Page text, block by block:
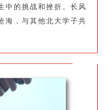
中的挑战和挫折。长风
海，与其他北大学子共